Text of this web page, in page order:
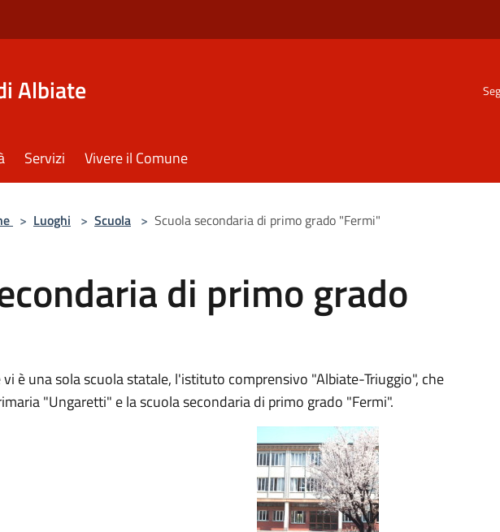
Albiate
Servizi Vivere il Comune
> Luoghi > Scuola > Scuola secondaria di primo grado "Fermi"
di primo grado
è una sola scuola statale, l'istituto comprensivo "Albiate-Triuggio", che
"Ungaretti" e la scuola secondaria di primo grado "Fermi".